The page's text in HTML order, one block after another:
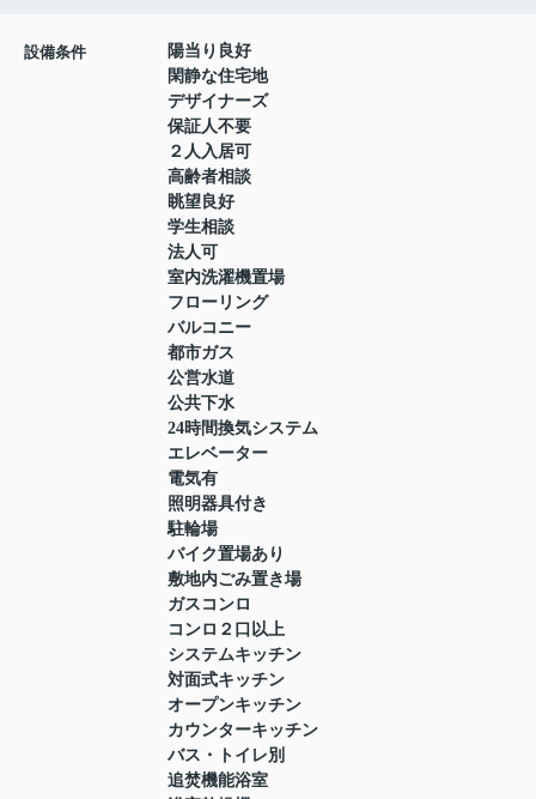
設備条件
陽当り良好
閑静な住宅地
デザイナーズ
保証人不要
２人入居可
高齢者相談
眺望良好
学生相談
法人可
室内洗濯機置場
フローリング
バルコニー
都市ガス
公営水道
公共下水
24時間換気システム
エレベーター
電気有
照明器具付き
駐輪場
バイク置場あり
敷地内ごみ置き場
ガスコンロ
コンロ２口以上
システムキッチン
対面式キッチン
オープンキッチン
カウンターキッチン
バス・トイレ別
追焚機能浴室